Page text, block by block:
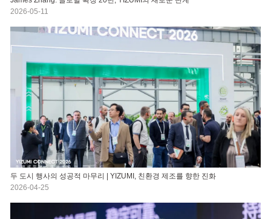
2026-05-11
두 도시 행사의 성공적 마무리 | YIZUMI, 친환경 제조를 향한 진화
2026-04-25